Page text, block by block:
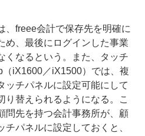
freee会計で保存先を明確に
め、最後にログインした事業
くなるという。また、タッチ
iX1600／iX1500）では、複
ッチパネルに設定可能にして
り替えられるようになる。こ
問先を持つ会計事務所が、顧
パネルに設定しておくと、